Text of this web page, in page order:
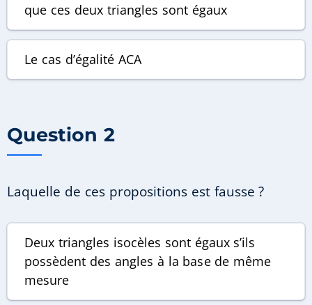
que ces deux triangles sont égaux
Le cas d’égalité ACA
Question 2
Laquelle de ces propositions est fausse ?
Deux triangles isocèles sont égaux s’ils
possèdent des angles à la base de même
mesure